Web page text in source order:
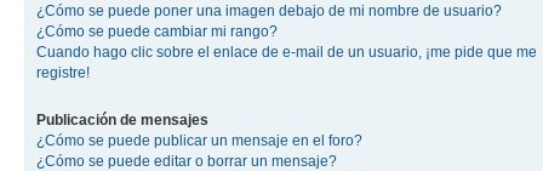
¿Cómo se puede poner una imagen debajo de mi nombre de usuario?
¿Cómo se puede cambiar mi rango?
Cuando hago clic sobre el enlace de e-mail de un usuario, ¡me pide que me
registre!
Publicación de mensajes
¿Cómo se puede publicar un mensaje en el foro?
¿Cómo se puede editar o borrar un mensaje?